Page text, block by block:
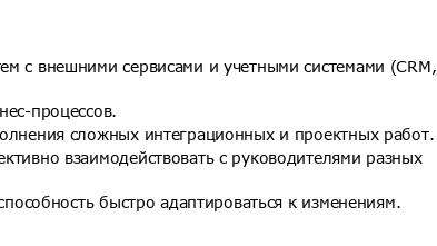
с внешними сервисами и учетными системами (CRM,
процессов.
сложных интеграционных и проектных работ.
взаимодействовать с руководителями разных
быстро адаптироваться к изменениям.